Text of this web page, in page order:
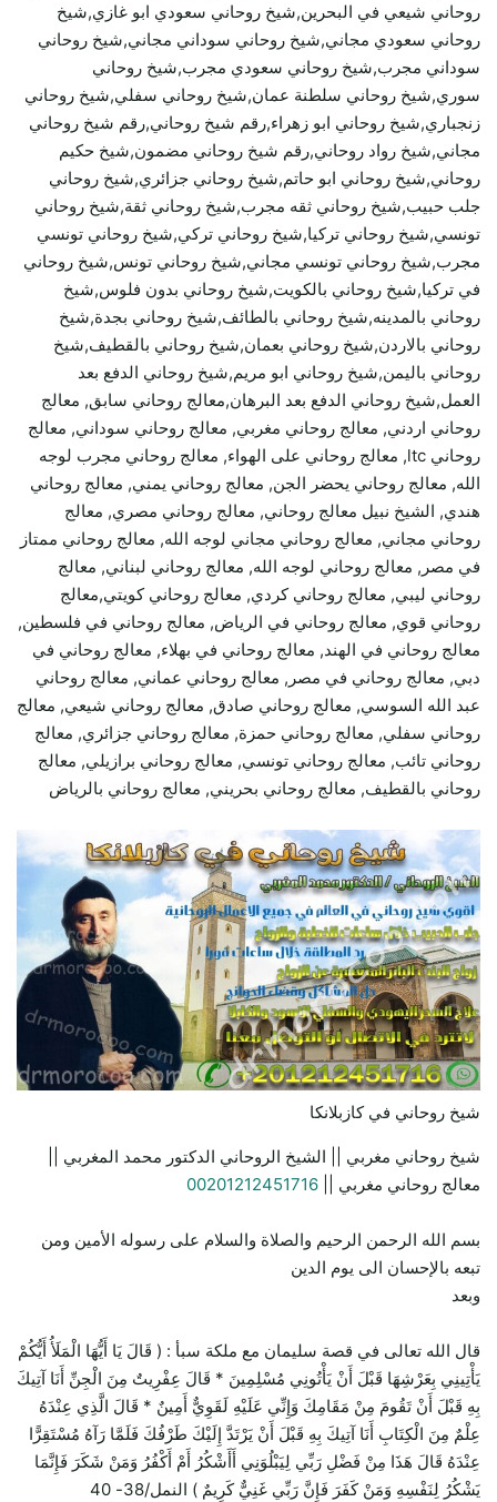
روحاني شيعي في البحرين,شيخ روحاني سعودي ابو غازي,شيخ
روحاني سعودي مجاني,شيخ روحاني سوداني مجاني,شيخ روحاني
سوداني مجرب,شيخ روحاني سعودي مجرب,شيخ روحاني
سوري,شيخ روحاني سلطنة عمان,شيخ روحاني سفلي,شيخ روحاني
زنجباري,شيخ روحاني ابو زهراء,رقم شيخ روحاني,رقم شيخ روحاني
مجاني,شيخ رواد روحاني,رقم شيخ روحاني مضمون,شيخ حكيم
روحاني,شيخ روحاني ابو حاتم,شيخ روحاني جزائري,شيخ روحاني
جلب حبيب,شيخ روحاني ثقه مجرب,شيخ روحاني ثقة,شيخ روحاني
تونسي,شيخ روحاني تركيا,شيخ روحاني تركي,شيخ روحاني تونسي
مجرب,شيخ روحاني تونسي مجاني,شيخ روحاني تونس,شيخ روحاني
في تركيا,شيخ روحاني بالكويت,شيخ روحاني بدون فلوس,شيخ
روحاني بالمدينه,شيخ روحاني بالطائف,شيخ روحاني بجدة,شيخ
روحاني بالاردن,شيخ روحاني بعمان,شيخ روحاني بالقطيف,شيخ
روحاني باليمن,شيخ روحاني ابو مريم,شيخ روحاني الدفع بعد
العمل,شيخ روحاني الدفع بعد البرهان,معالج روحاني سابق, معالج
روحاني اردني, معالج روحاني مغربي, معالج روحاني سوداني, معالج
روحاني ltc, معالج روحاني على الهواء, معالج روحاني مجرب لوجه
الله, معالج روحاني يحضر الجن, معالج روحاني يمني, معالج روحاني
هندي, الشيخ نبيل معالج روحاني, معالج روحاني مصري, معالج
روحاني مجاني, معالج روحاني مجاني لوجه الله, معالج روحاني ممتاز
في مصر, معالج روحاني لوجه الله, معالج روحاني لبناني, معالج
روحاني ليبي, معالج روحاني كردي, معالج روحاني كويتي,معالج
روحاني قوي, معالج روحاني في الرياض, معالج روحاني في فلسطين,
معالج روحاني في الهند, معالج روحاني في بهلاء, معالج روحاني في
دبي, معالج روحاني في مصر, معالج روحاني عماني, معالج روحاني
عبد الله السوسي, معالج روحاني صادق, معالج روحاني شيعي, معالج
روحاني سفلي, معالج روحاني حمزة, معالج روحاني جزائري, معالج
روحاني تائب, معالج روحاني تونسي, معالج روحاني برازيلي, معالج
روحاني بالقطيف, معالج روحاني بحريني, معالج روحاني بالرياض
شيخ روحاني في كازبلانكا
شيخ روحاني مغربي || الشيخ الروحاني الدكتور محمد المغربي ||
معالج روحاني مغربي || 00201212451716
بسم الله الرحمن الرحيم والصلاة والسلام على رسوله الأمين ومن
تبعه بالإحسان الى يوم الدين
وبعد
قال الله تعالى في قصة سليمان مع ملكة سبأ : ( قَالَ يَا أَيُّهَا الْمَلَأُ أَيُّكُمْ
يَأْتِينِي بِعَرْشِهَا قَبْلَ أَنْ يَأْتُونِي مُسْلِمِينَ * قَالَ عِفْرِيتٌ مِنَ الْجِنِّ أَنَا آتِيكَ
بِهِ قَبْلَ أَنْ تَقُومَ مِنْ مَقَامِكَ وَإِنِّي عَلَيْهِ لَقَوِيٌّ أَمِينٌ * قَالَ الَّذِي عِنْدَهُ
عِلْمٌ مِنَ الْكِتَابِ أَنَا آتِيكَ بِهِ قَبْلَ أَنْ يَرْتَدَّ إِلَيْكَ طَرْفُكَ فَلَمَّا رَآهُ مُسْتَقِرًّا
عِنْدَهُ قَالَ هَذَا مِنْ فَضْلِ رَبِّي لِيَبْلُوَنِي أَأَشْكُرُ أَمْ أَكْفُرُ وَمَنْ شَكَرَ فَإِنَّمَا
يَشْكُرُ لِنَفْسِهِ وَمَنْ كَفَرَ فَإِنَّ رَبِّي غَنِيٌّ كَرِيمٌ ) النمل/38- 40